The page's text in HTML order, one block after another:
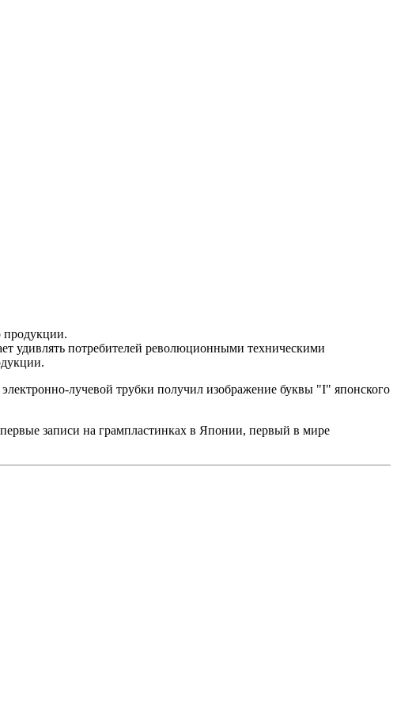
продукции.
удивлять потребителей революционными техническими
лучевой трубки получил изображение буквы "I" японского
записи на грампластинках в Японии, первый в мире